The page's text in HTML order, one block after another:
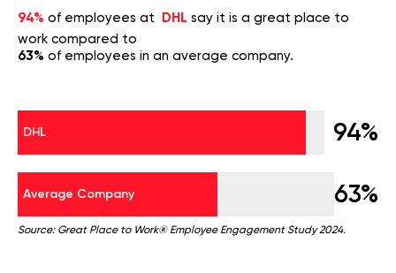
94% of employees at DHL say it is a great place to
work compared to
63% of employees in an average company.
DHL 94%
Average Company 63%
Source: Great Place to Work® Employee Engagement Study 2024.